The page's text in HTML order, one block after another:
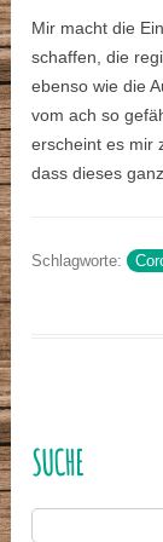
Mir macht die
schaffen, die
ebenso wie die
vom ach so
erscheint es mir
dass dieses
Schlagworte:
SUCHE